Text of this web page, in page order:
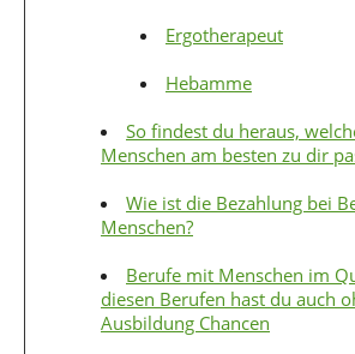
Ergotherapeut
Hebamme
So findest du heraus,
Menschen am besten zu dir
Wie ist die Bezahlung bei
Menschen?
Berufe mit Menschen im
diesen Berufen hast du auch
Ausbildung Chancen